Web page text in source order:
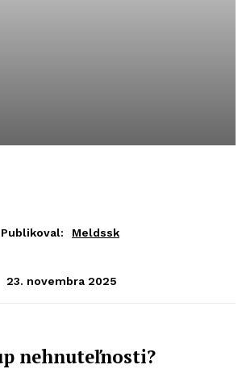
Publikoval: Meldssk
23. novembra 2025
nehnuteľnosti?